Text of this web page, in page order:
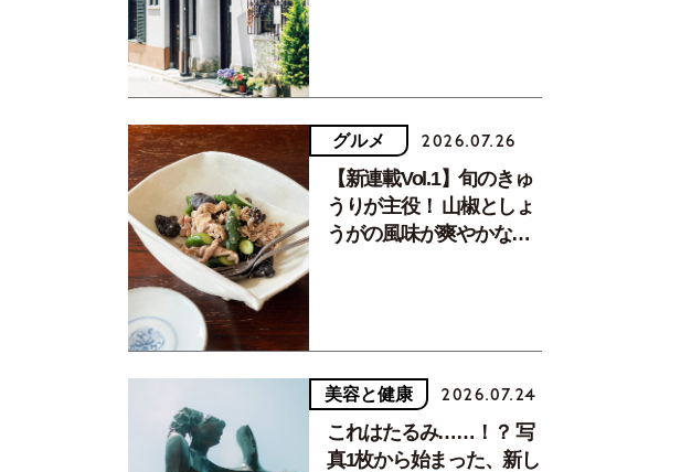
グルメ 2026.07.26
【新連載Vol.1】旬のきゅ
うりが主役！ 山椒としょ
うがの風味が爽やかな、
美容と健康 2026.07.24
これはたるみ……！？ 写
真1枚から始まった、新し